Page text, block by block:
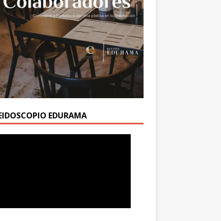
EDURAMA